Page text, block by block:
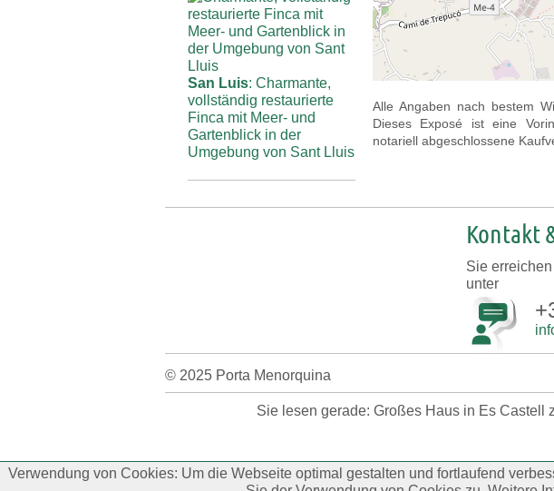
Verwendung von Cookies: Um die Webseite optimal gestalten und fortlaufend
Alle Angaben nach bestem
Dieses Exposé ist eine
notariell abgeschlossene
San Luis: Charmante,
vollständig restaurierte
Finca mit Meer- und
Gartenblick in der
Umgebung von Sant Lluis
Kontakt
Sie
unter
© 2025 Porta Menorquina
Sie lesen gerade: Großes Haus in Es Castell